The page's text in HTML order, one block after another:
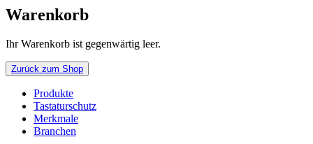
Warenkorb
Ihr Warenkorb ist gegenwärtig leer.
Zurück zum Shop
Produkte
Tastaturschutz
Merkmale
Branchen